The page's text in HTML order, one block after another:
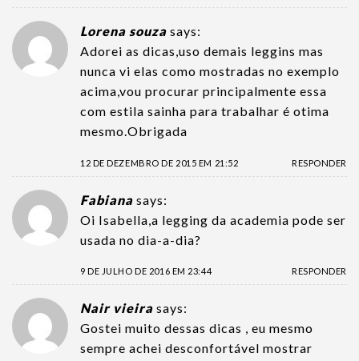
Lorena souza says:
Adorei as dicas,uso demais leggins mas
nunca vi elas como mostradas no exemplo
acima,vou procurar principalmente essa
com estila sainha para trabalhar é otima
mesmo.Obrigada
12 DE DEZEMBRO DE 2015 EM 21:52 RESPONDER
Fabiana says:
Oi Isabella,a legging da academia pode ser
usada no dia-a-dia?
9 DE JULHO DE 2016 EM 23:44 RESPONDER
Nair vieira says:
Gostei muito dessas dicas , eu mesmo
sempre achei desconfortável mostrar